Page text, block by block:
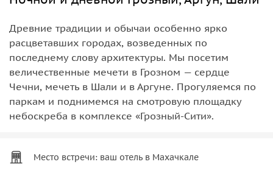
Древние традиции и обычаи особенно ярко
расцветавших городах, возведенных по
последнему слову архитектуры. Мы посетим
величественные мечети в Грозном — сердце
Чечни, мечеть в Шали и в Аргуне. Прогуляемся по
паркам и поднимемся на смотровую площадку
небоскреба в комплексе «Грозный-Сити».
Место встречи: ваш отель в Махачкале